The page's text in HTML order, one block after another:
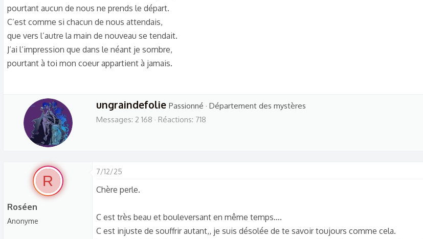
pourtant aucun de nous ne prends le départ.
C’est comme si chacun de nous attendais,
que vers l’autre la main de nouveau se tendait.
J’ai l’impression que dans le néant je sombre,
pourtant à toi mon coeur appartient à jamais.
W
r
e
b
ungraindefolie Passionné · Département des mystères
Messages 2 168 Réactions 718
R
Roséen
Anonyme
7/12/25
Chère perle.
C est très beau et bouleversant en même temps….
C est injuste de souffrir autant,, je suis désolée de te savoir toujours comme cela.